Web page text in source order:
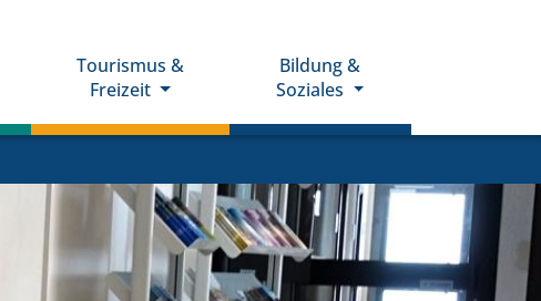
Tourismus &
Freizeit
Bildung &
Soziales